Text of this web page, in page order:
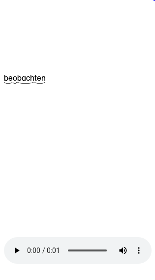
^13be^05o^27bach^17ten